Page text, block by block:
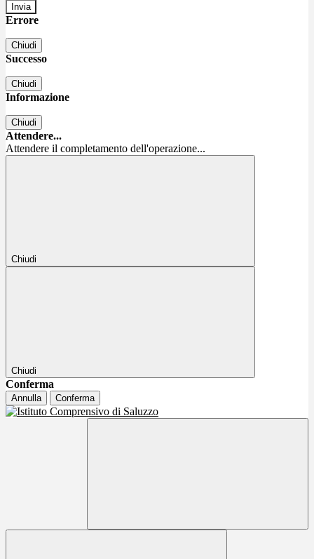
Errore
Chiudi
Successo
Chiudi
Informazione
Chiudi
Attendere...
Attendere il completamento dell'operazione...
Chiudi
Chiudi
Conferma
Annulla Conferma